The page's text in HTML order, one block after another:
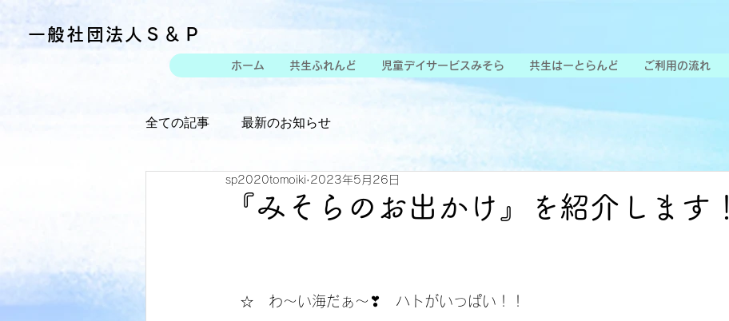
一般社団法人Ｓ＆Ｐ
ホーム 共生ふれんど 児童デイサービスみそら 共生はーとらんど ご利用の流れ
全ての記事 最新のお知らせ
『みそらのお出かけ』を紹介します！
sp2020tomoiki 2023年5月26日
☆　わ～い海だぁ～❣　ハトがいっぱい！！